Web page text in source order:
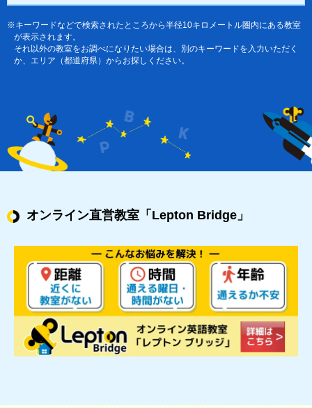
※キーワードなどで検索されたところから半径10キロメートル圏内にある教室
が表示されます。
それ以外の教室をお調べになりたい場合は、別のキーワードを入力いただく
か、エリア（都道府県）からお探しください。
オンライン直営教室 「Lepton Bridge」